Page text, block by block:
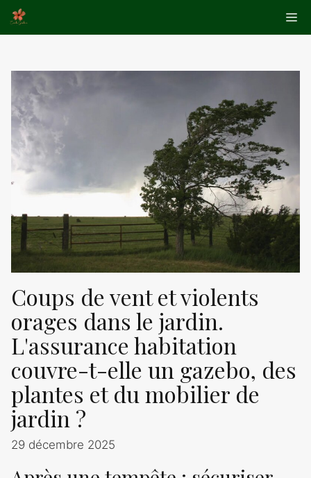
Aller
au
Coups de vent et violents
orages dans le jardin.
L'assurance habitation
couvre-t-elle un gazebo, des
plantes et du mobilier de
jardin ?
29 décembre 2025